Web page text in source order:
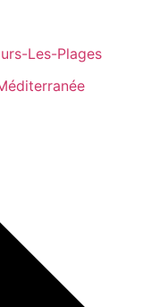
Les-Plages